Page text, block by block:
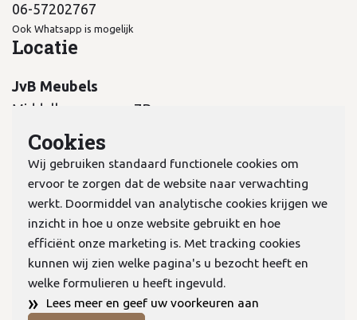
06-57202767
Ook Whatsapp is mogelijk
Locatie
JvB Meubels
Middelkampseweg 7B
5311 PC Gameren
KvK:70978298
Privacyverklaring
Algemene voorwaarden
Cookies
Wij gebruiken standaard functionele cookies om
ervoor te zorgen dat de website naar verwachting
werkt. Doormiddel van analytische cookies krijgen we
inzicht in hoe u onze website gebruikt en hoe
efficiënt onze marketing is. Met tracking cookies
kunnen wij zien welke pagina's u bezocht heeft en
welke formulieren u heeft ingevuld.
» Lees meer en geef uw voorkeuren aan